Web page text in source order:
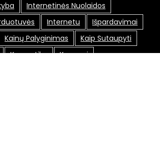
Internetinės Nuolaidos
Internetu
Išpardavimai
Kainų Palyginimas
Kaip Sutaupyti
Kosmetika
Kuponai